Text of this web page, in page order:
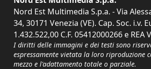
Nord Est Multimedia S.p.a. - Via
34, 30171 Venezia (VE). Cap. Soc. i.v.
1.432.522,00 C.F. 05412000266 e REA
I diritti delle immagini e dei testi sono
espressamente vietata la loro riproduzione
mezzo e l'adattamento totale o parziale.